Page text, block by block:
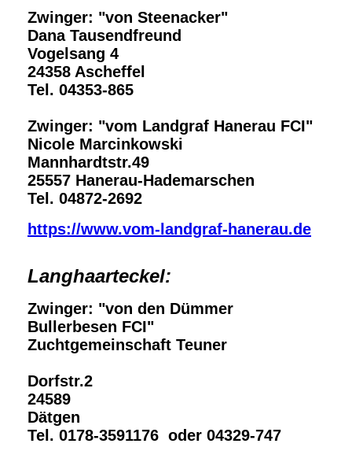
Zwinger: "von Steenacker"
Dana Tausendfreund
Vogelsang 4
24358 Ascheffel
Tel. 04353-865
Zwinger: "vom Landgraf Hanerau FCI"
Nicole Marcinkowski
Mannhardtstr.49
25557 Hanerau-Hademarschen
Tel. 04872-2692
https://www.vom-landgraf-hanerau.de
Langhaarteckel:
Zwinger: "von den Dümmer
Bullerbesen FCI"
Zuchtgemeinschaft Teuner
24589
Tel. 0178-3591176 oder 04329-747